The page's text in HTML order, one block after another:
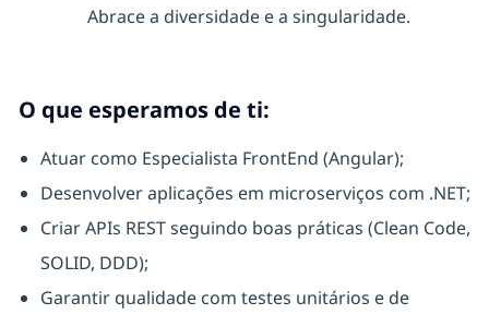
Abrace a diversidade e a singularidade.
O que esperamos de ti:
Atuar como Especialista FrontEnd (Angular);
Desenvolver aplicações em microserviços com .NET;
Criar APIs REST seguindo boas práticas (Clean Code,
SOLID, DDD);
Garantir qualidade com testes unitários e de